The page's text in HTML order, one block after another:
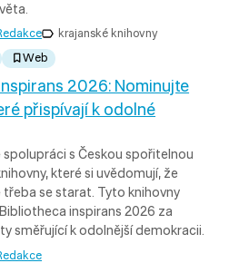
krajanské knihovny
Web
2026: Nominujte
přispívají k odolné
spolupráci s Českou spořitelnou
které si uvědomují, že
se starat. Tyto knihovny
inspirans 2026 za
směřující k odolnější demokracii.